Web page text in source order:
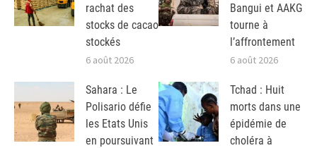
rachat des
stocks de cacao
stockés
6 août 2026
Bangui et AAKG
tourne à
l’affrontement
6 août 2026
Sahara : Le
Polisario défie
les Etats Unis
en poursuivant
Tchad : Huit
morts dans une
épidémie de
choléra à